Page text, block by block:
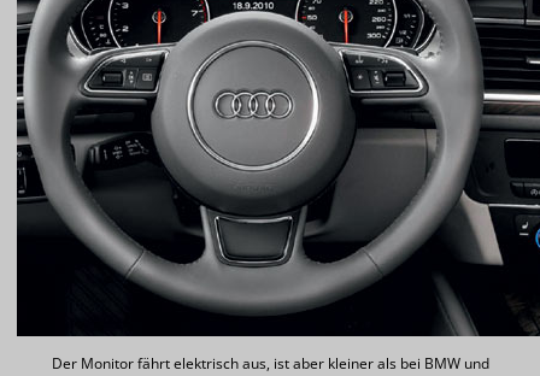
Der Monitor fährt elektrisch aus, ist aber kleiner als bei BMW und